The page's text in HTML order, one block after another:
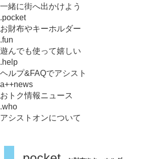
一緒に街へ出かけよう
.pocket
お財布やキーホルダー
.fun
遊んでも使って嬉しい
.help
ヘルプ&FAQでアシスト
a++news
おトク情報ニュース
.who
アシストオンについて